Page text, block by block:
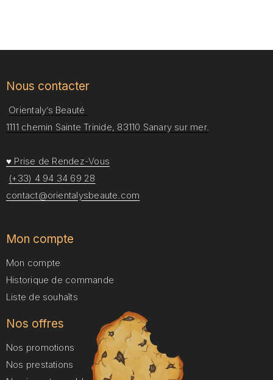
Nous contacter
Orientaly’s Beauté
1111 chemin Sainte Trinide, 83110 Sanary sur mer.
♥ Prise de Rendez-Vous
(+33) 4 94 34 69 28
contact@orientalysbeaute.com
Mon compte
Mon compte
Historique de commande
Liste de souhaîts
Nos offres
Nos promotions
Nos prestations